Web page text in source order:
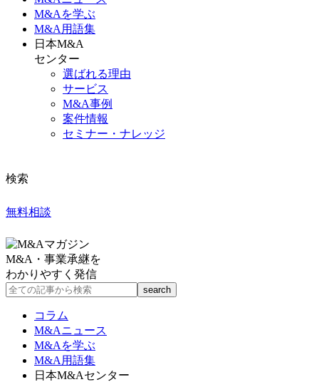
M&Aを学ぶ
M&A 用語集
日本M&A
センター
選ばれる理由
サービス
M&A事例
案件情報
セミナー・ナレッジ
検索
無料相談
M&A・事業承継を
わかりやすく発信
コラム
M&Aニュース
M&Aを学ぶ
M&A用語集
日本M&Aセンター